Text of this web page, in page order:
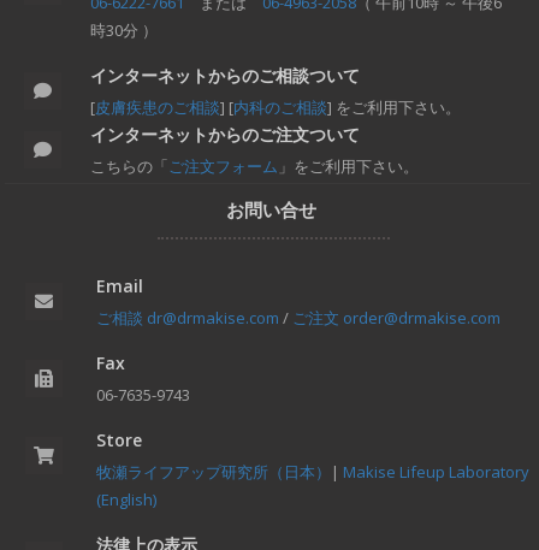
時30分 ）
インターネットからのご相談ついて
[皮膚疾患のご相談] [内科のご相談] をご利用下さい。
インターネットからのご注文ついて
こちらの「ご注文フォーム 」をご利用下さい。
お問い合せ
Email
ご相談 dr@drmakise.com / ご注文 order@drmakise.com
Fax
06-7635-9743
Store
牧瀬ライフアップ研究所（日本） | Makise Lifeup Laboratory
(English)
法律上の表示